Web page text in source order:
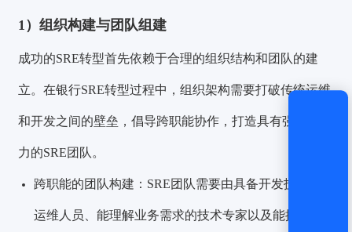
1）组织构建与团队组建
成功的SRE转型首先依赖于合理的组织结构和团队的建
立。在银行SRE转型过程中，组织架构需要打破传统运维
和开发之间的壁垒，倡导跨职能协作，打造具有强大执行
力的SRE团队。
跨职能的团队构建：SRE团队需要由具备开发技能的
运维人员、能理解业务需求的技术专家以及能提供安